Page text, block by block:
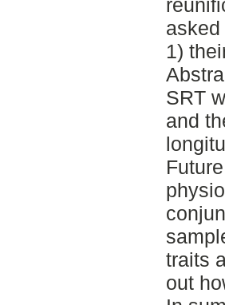
1)
SRT
and
traits
out